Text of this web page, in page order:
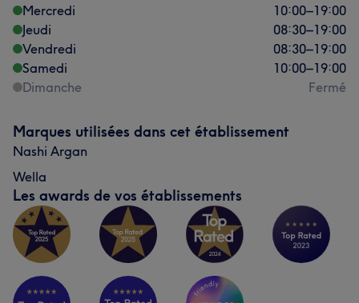
Mercredi
10:00–19:00
Jeudi
08:30–19:00
Vendredi
08:30–19:00
Samedi
10:00–19:00
Dimanche
Fermé
Marques utilisées dans cet établissement
Nashi Argan
Wella
Les awards de vos établissements